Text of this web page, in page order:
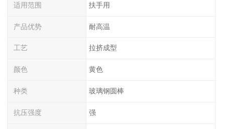
适用范围 扶手用
产品优势 耐高温
工艺 拉挤成型
颜色 黄色
种类 玻璃钢圆棒
抗压强度 强